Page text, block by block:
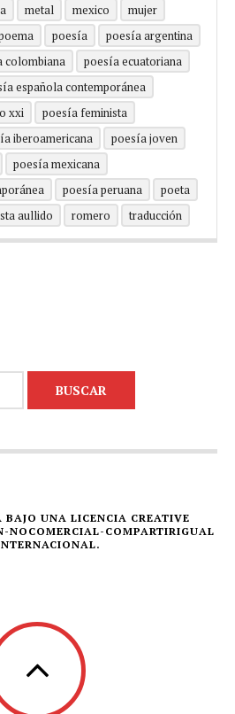
metal mexico
mujer
poesía
poesía argentina
colombiana
poesía ecuatoriana
española contemporánea
xxi
poesía feminista
iberoamericana
poesía joven
poesía mexicana
poesía peruana
poeta
aullido romero traducción
BAJO UNA LICENCIA CREATIVE
NOCOMERCIAL-COMPARTIRIGUAL